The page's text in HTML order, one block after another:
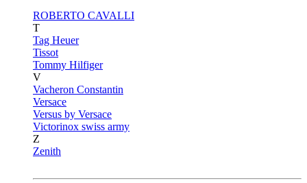
ROBERTO CAVALLI
T
Tag Heuer
Tissot
Tommy Hilfiger
V
Vacheron Constantin
Versace
Versus by Versace
Victorinox swiss army
Z
Zenith